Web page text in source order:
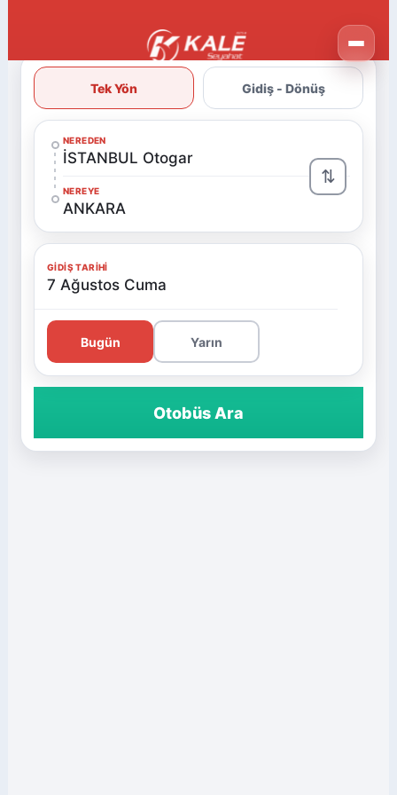
Tek Yön Gidiş - Dönüş
NEREDEN
İSTANBUL Otogar
NEREYE
ANKARA
⇅
GIDIŞ TARIHI
7 Ağustos Cuma
Bugün Yarın
Otobüs Ara